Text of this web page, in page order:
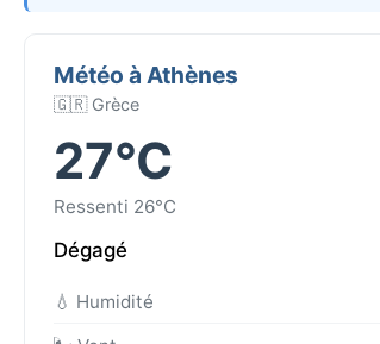
Météo à Athènes
🇬🇷 Grèce
27°C
Ressenti 26°C
Dégagé
💧 Humidité